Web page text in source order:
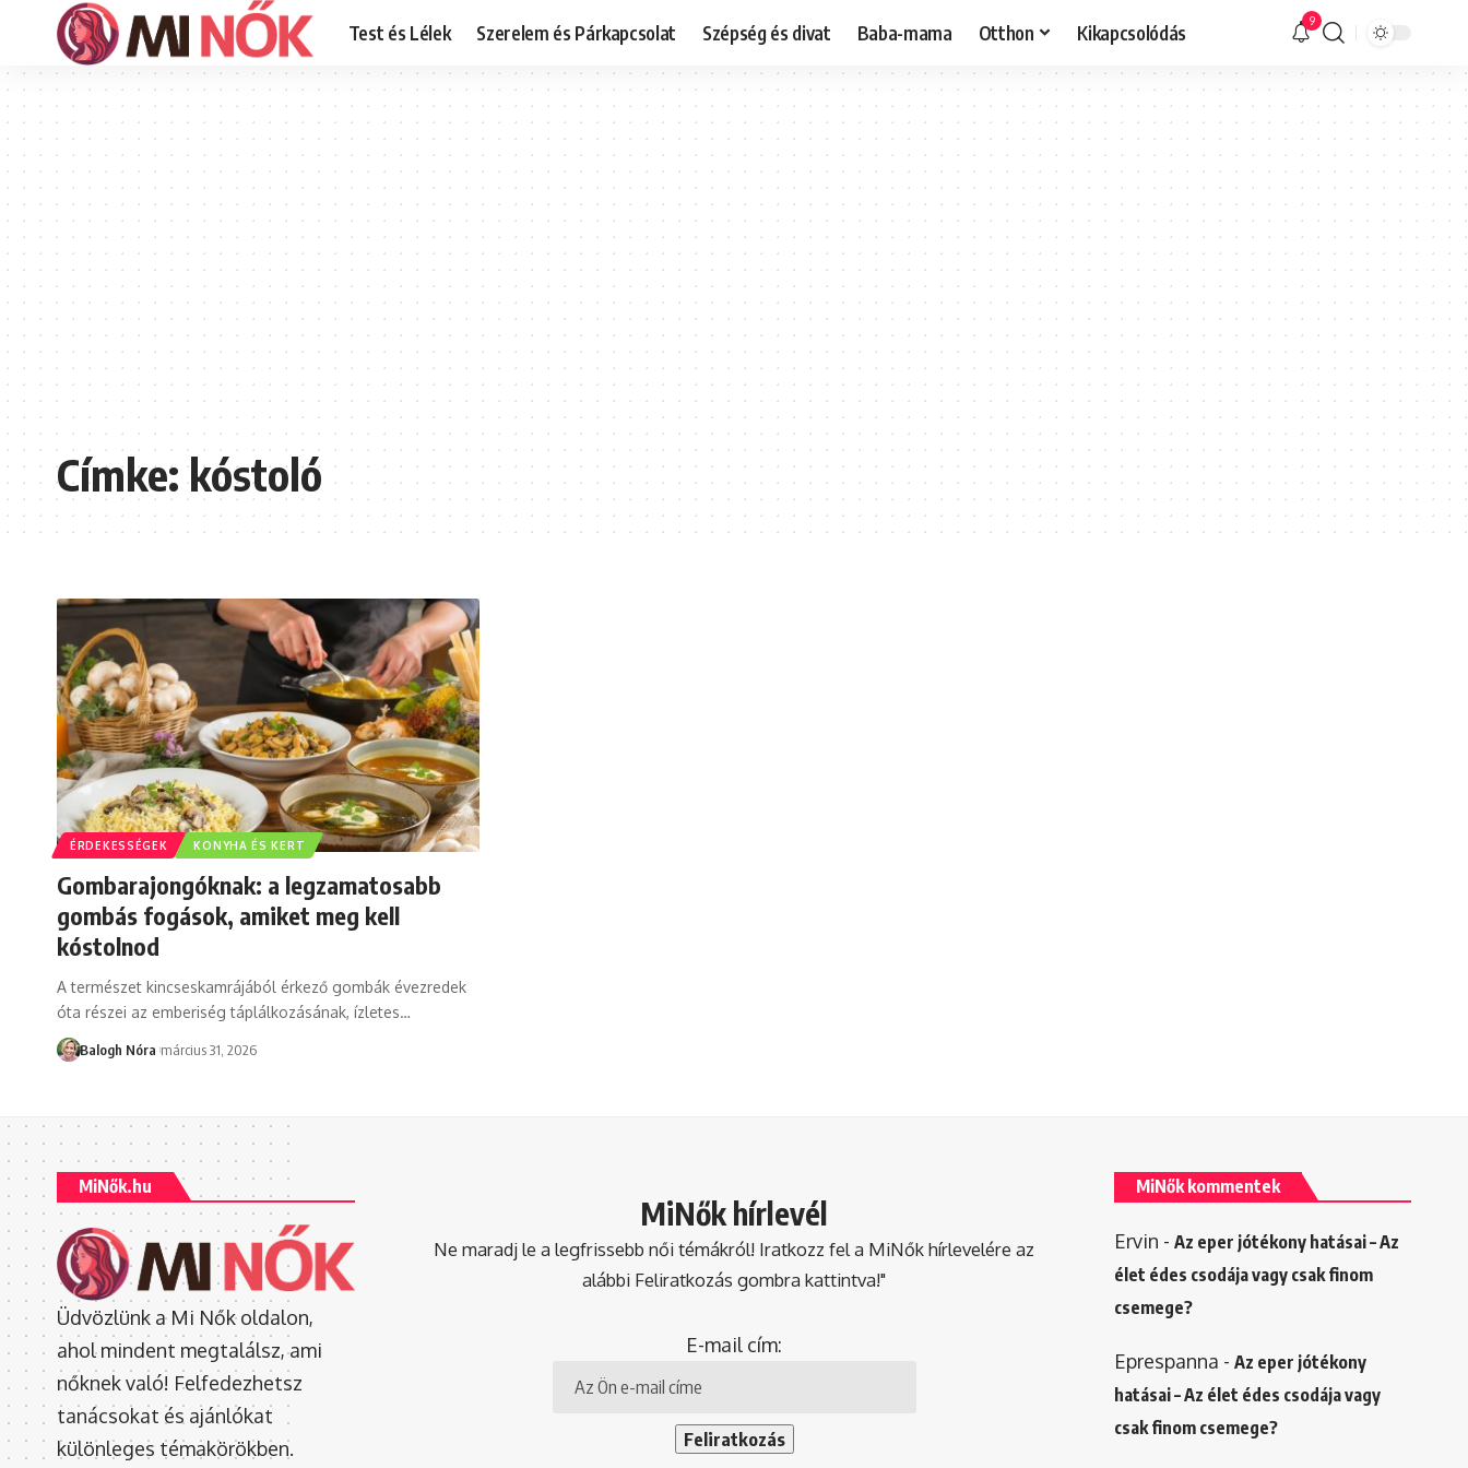
Test és Lélek Szerelem és Párkapcsolat Szépség és divat Baba-mama Otthon Kikapcsolódás 9
Címke:kóstoló
ÉRDEKESSÉGEK KONYHA ÉS KERT
Gombarajongóknak: a legzamatosabb
gombás fogások, amiket meg kell
kóstolnod
A természet kincseskamrájából érkező gombák évezredek
óta részei az emberiség táplálkozásának, ízletes…
Balogh Nóra március 31, 2026
MiNők.hu
Üdvözlünk a Mi Nők oldalon,
ahol mindent megtalálsz, ami
nőknek való! Felfedezhetsz
tanácsokat és ajánlókat
különleges témakörökben.
MiNők hírlevél
Ne maradj le a legfrissebb női témákról! Iratkozz fel a MiNők hírlevelére az
alábbi Feliratkozás gombra kattintva!"
E-mail cím:
MiNők kommentek
Ervin - Az eper jótékony hatásai – Az
élet édes csodája vagy csak finom
csemege?
Eprespanna - Az eper jótékony
hatásai – Az élet édes csodája vagy
csak finom csemege?